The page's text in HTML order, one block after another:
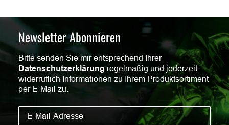
Newsletter Abonnieren
Bitte senden Sie mir entsprechend Ihrer
Datenschutzerklärung regelmäßig und jederzeit
widerruflich Informationen zu Ihrem Produktsortiment
per E-Mail zu.